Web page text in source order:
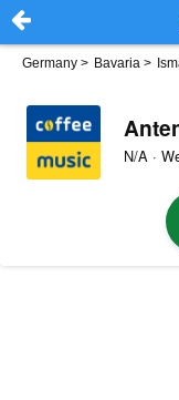
Germany > Bavaria >
N/A ·